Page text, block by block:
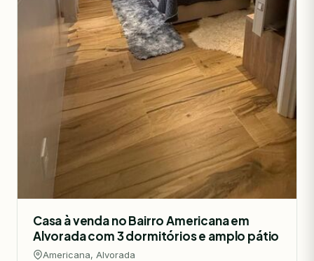
Casa à venda no Bairro Americana em
Alvorada com 3 dormitórios e amplo pátio
Americana, Alvorada